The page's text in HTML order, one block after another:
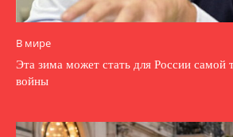
В мире
Эта зима может стать для России самой
войны